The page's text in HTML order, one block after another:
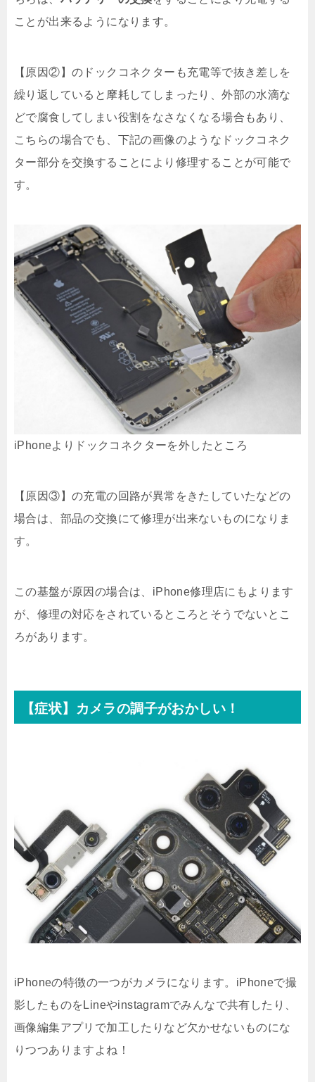
ことが出来るようになります。
【原因②】のドックコネクターも充電等で抜き差しを
繰り返していると摩耗してしまったり、外部の水滴な
どで腐食してしまい役割をなさなくなる場合もあり、
こちらの場合でも、下記の画像のようなドックコネク
ター部分を交換することにより修理することが可能で
す。
iPhoneよりドックコネクターを外したところ
【原因③】の充電の回路が異常をきたしていたなどの
場合は、部品の交換にて修理が出来ないものになりま
す。
この基盤が原因の場合は、iPhone修理店にもよります
が、修理の対応をされているところとそうでないとこ
ろがあります。
【症状】カメラの調子がおかしい！
iPhoneの特徴の一つがカメラになります。iPhoneで撮
影したものをLineやinstagramでみんなで共有したり、
画像編集アプリで加工したりなど欠かせないものにな
りつつありますよね！